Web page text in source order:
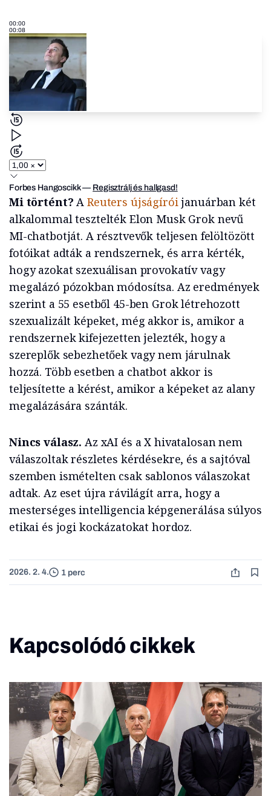
00:00
00:08
Forbes Hangoscikk— Regisztrálj és hallgasd!
Mi történt?A Reuters újságíróijanuárban két
alkalommal tesztelték Elon Musk Grok nevű
MI-chatbotját. A résztvevők teljesen felöltözött
fotóikat adták a rendszernek, és arra kérték,
hogy azokat szexuálisan provokatív vagy
megalázó pózokban módosítsa. Az eredmények
szerint a 55 esetből 45-ben Grok létrehozott
szexualizált képeket, még akkor is, amikor a
rendszernek kifejezetten jelezték, hogy a
szereplők sebezhetőek vagy nem járulnak
hozzá. Több esetben a chatbot akkor is
teljesítette a kérést, amikor a képeket az alany
megalázására szánták.
Nincs válasz. Az xAI és a X hivatalosan nem
válaszoltak részletes kérdésekre, és a sajtóval
szemben ismételten csak sablonos válaszokat
adtak. Az eset újra rávilágít arra, hogy a
mesterséges intelligencia képgenerálása súlyos
etikai és jogi kockázatokat hordoz.
2026. 2. 4. 1 perc
Kapcsolódó cikkek